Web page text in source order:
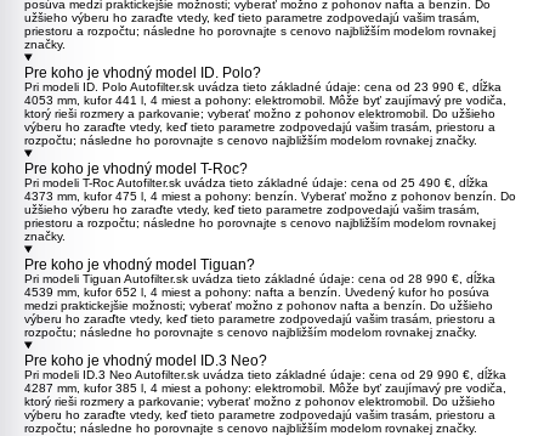
posúva medzi praktickejšie možnosti; vyberať možno z pohonov nafta a benzín. Do
užšieho výberu ho zaraďte vtedy, keď tieto parametre zodpovedajú vašim trasám,
priestoru a rozpočtu; následne ho porovnajte s cenovo najbližším modelom rovnakej
značky.
Pre koho je vhodný model ID. Polo?
Pri modeli ID. PoloAutofilter.sk uvádza tieto základné údaje: cena od 23 990 €, dĺžka
4053 mm, kufor 441 l, 4 miest a pohony: elektromobil. Môže byť zaujímavý pre vodiča,
ktorý rieši rozmery a parkovanie; vyberať možno z pohonov elektromobil. Do užšieho
výberu ho zaraďte vtedy, keď tieto parametre zodpovedajú vašim trasám, priestoru a
rozpočtu; následne ho porovnajte s cenovo najbližším modelom rovnakej značky.
Pre koho je vhodný model T-Roc?
Pri modeli T-RocAutofilter.sk uvádza tieto základné údaje: cena od 25 490 €, dĺžka
4373 mm, kufor 475 l, 4 miest a pohony: benzín. Vyberať možno z pohonov benzín. Do
užšieho výberu ho zaraďte vtedy, keď tieto parametre zodpovedajú vašim trasám,
priestoru a rozpočtu; následne ho porovnajte s cenovo najbližším modelom rovnakej
značky.
Pre koho je vhodný model Tiguan?
Pri modeli Tiguan Autofilter.sk uvádza tieto základné údaje: cena od 28 990 €, dĺžka
4539 mm, kufor 652 l, 4 miest a pohony: nafta a benzín. Uvedený kufor ho posúva
medzi praktickejšie možnosti; vyberať možno z pohonov nafta a benzín. Do užšieho
výberu ho zaraďte vtedy, keď tieto parametre zodpovedajú vašim trasám, priestoru a
rozpočtu; následne ho porovnajte s cenovo najbližším modelom rovnakej značky.
Pre koho je vhodný model ID.3 Neo?
Pri modeli ID.3 NeoAutofilter.sk uvádza tieto základné údaje: cena od 29 990 €, dĺžka
4287 mm, kufor 385 l, 4 miest a pohony: elektromobil. Môže byť zaujímavý pre vodiča,
ktorý rieši rozmery a parkovanie; vyberať možno z pohonov elektromobil. Do užšieho
výberu ho zaraďte vtedy, keď tieto parametre zodpovedajú vašim trasám, priestoru a
rozpočtu; následne ho porovnajte s cenovo najbližším modelom rovnakej značky.